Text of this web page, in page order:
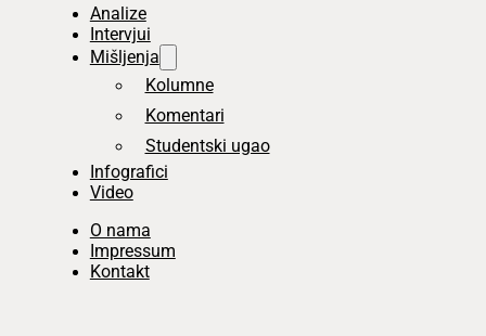
Analize
Intervjui
Mišljenja
Kolumne
Komentari
Studentski ugao
Infografici
Video
O nama
Impressum
Kontakt